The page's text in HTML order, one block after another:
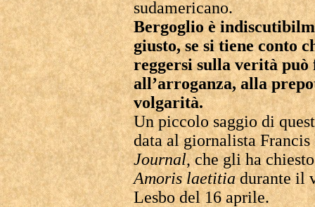
sudamericano.
Bergoglio è
giusto, se si tiene conto
reggersi sulla verità
all’arroganza, alla
volgarità.
Un piccolo saggio di
data al giornalista
Journal, che gli ha
Amoris laetitiadurante il
Lesbo del 16 aprile.